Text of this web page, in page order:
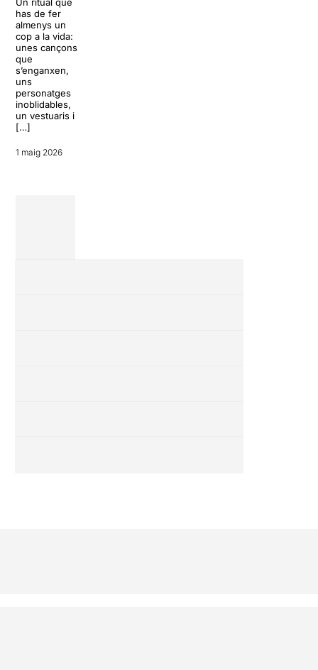
has de fer
almenys un
cop a la vida:
unes cançons
que
s’enganxen,
uns
personatges
inoblidables,
un vestuaris i
[…]
1 maig 2026